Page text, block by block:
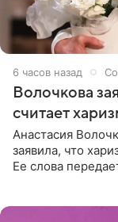
6 часов назад
Волочкова
считает
Анастасия
заявила, что
Ее слова